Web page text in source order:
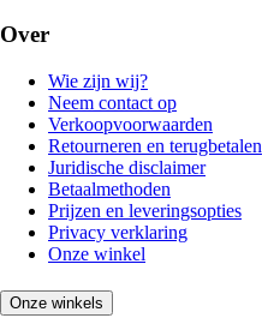
Over
Wie zijn wij?
Neem contact op
Verkoopvoorwaarden
Retourneren en terugbetalen
Juridische disclaimer
Betaalmethoden
Prijzen en leveringsopties
Privacy verklaring
Onze winkel
Onze winkels